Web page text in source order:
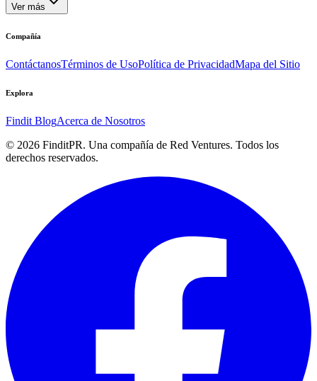
Ver más
Compañía
ContáctanosTérminos de UsoPolítica de PrivacidadMapa del Sitio
Explora
Findit BlogAcerca de Nosotros
© 2026 FinditPR. Una compañía de Red Ventures. Todos los
derechos reservados.